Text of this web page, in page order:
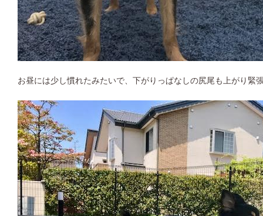
お昼には少し慣れたみたいで、下がりっぱなしの尻尾も上がり緊